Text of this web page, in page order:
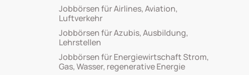
Jobbörsen für Airlines, Aviation,
Luftverkehr
Jobbörsen für Azubis, Ausbildung,
Lehrstellen
Jobbörsen für Energiewirtschaft Strom,
Gas, Wasser, regenerative Energie